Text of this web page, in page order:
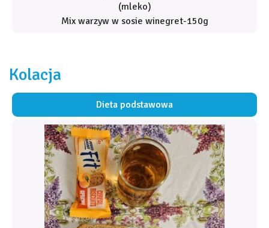
(mleko)
Mix warzyw w sosie winegret-150g
Kolacja
Dieta podstawowa